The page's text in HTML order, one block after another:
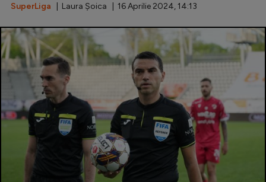
Creează cont
SuperLiga | Laura Șoica | 16 Aprilie 2024, 14:13